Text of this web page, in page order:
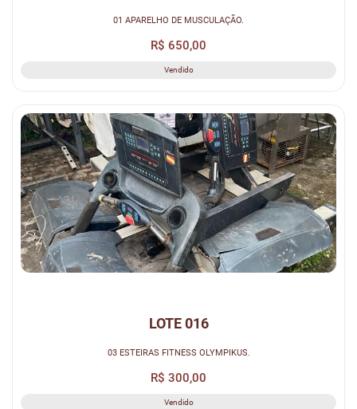
01 APARELHO DE MUSCULAÇÃO.
R$ 650,00
Vendido
LOTE 016
03 ESTEIRAS FITNESS OLYMPIKUS.
R$ 300,00
Vendido